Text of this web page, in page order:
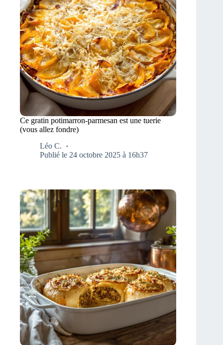
Ce gratin potimarron-parmesan est une tuerie
(vous allez fondre)
Léo C.
Publié le 24 octobre 2025 à 16h37